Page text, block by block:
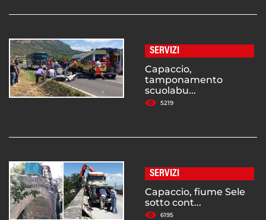
SERVIZI
Capaccio,
tamponamento
scuolabu...
5219
SERVIZI
Capaccio, fiume Sele
sotto cont...
6195